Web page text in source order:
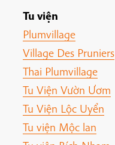
Tu viện
Plumvillage
Village Des Pruniers
Thai Plumvillage
Tu Viện Vườn Ươm
Tu Viện Lộc Uyển
Tu viện Mộc lan